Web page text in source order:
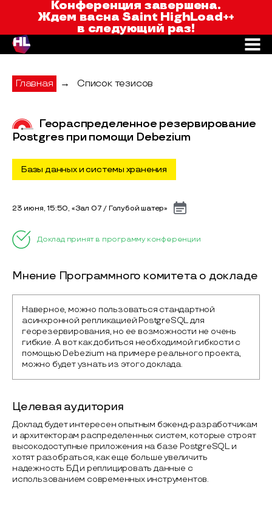
Saint HighLoad++Конференция завершена.
Ждем васна Saint HighLoad++
в следующий раз!
Главная → Список тезисов
Геораспределенное резервирование
Postgres при помощи Debezium
Базы данных и системы хранения
23 июня, 15:50, «Зал 07 / Голубой шатер»
Доклад принят в программу конференции
Мнение Программного комитета о докладе
Наверное, можно пользоваться стандартной
асинхронной репликацией PostgreSQL для
георезервирования, но ее возможности не очень
гибкие. А вот как добиться необходимой гибкости с
помощью Debezium на примере реального проекта,
можно будет узнать из этого доклада.
Целевая аудитория
Доклад будет интересен опытным бэкенд-разработчикам
и архитекторам распределенных систем, которые строят
высокодоступные приложения на базе PostgreSQL и
хотят разобраться, как еще больше увеличить
надежность БД и реплицировать данные с
использованием современных инструментов.